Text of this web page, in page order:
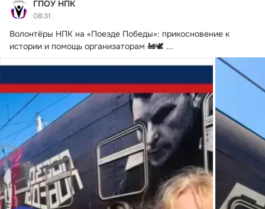
ГПОУ НПК
08:31
Волонтёры НПК на «Поезде Победы»: прикосновение к
истории и помощь организаторам 🚂🕊️ ...